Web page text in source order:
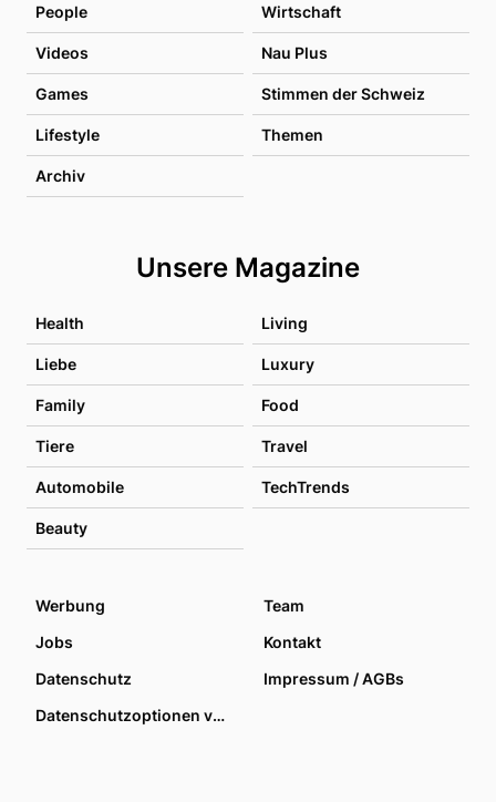
People Wirtschaft
Videos Nau Plus
Games Stimmen der Schweiz
Lifestyle Themen
Archiv
Unsere Magazine
Health Living
Liebe Luxury
Family Food
Tiere Travel
Automobile TechTrends
Beauty
Werbung
Team
Jobs
Kontakt
Datenschutz
Impressum / AGBs
Datenschutzoptionen verwalten